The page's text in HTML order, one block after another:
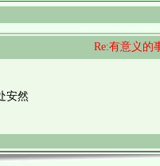
Re:有意义的
安然